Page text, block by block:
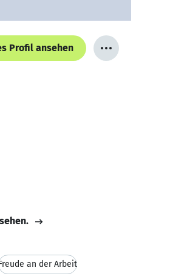
Profil ansehen
an der Arbeit